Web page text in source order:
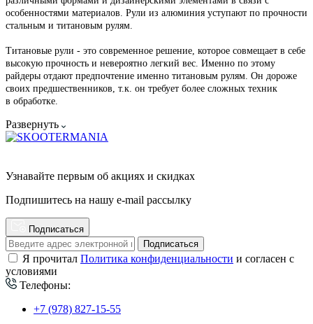
особенностями материалов. Рули из алюминия уступают по прочности
стальным и титановым рулям.
Титановые рули - это современное решение, которое совмещает в себе
высокую прочность и невероятно легкий вес. Именно по этому
райдеры отдают предпочтение именно титановым рулям. Он дороже
своих предшественников, т.к. он требует более сложных техник
в обработке.
Развернуть
Узнавайте первым об акциях и скидках
Подпишитесь на нашу e-mail рассылку
Подписаться
Подписаться
Я прочитал Политика конфиденциальности и согласен с
условиями
Телефоны:
+7 (978) 827-15-55